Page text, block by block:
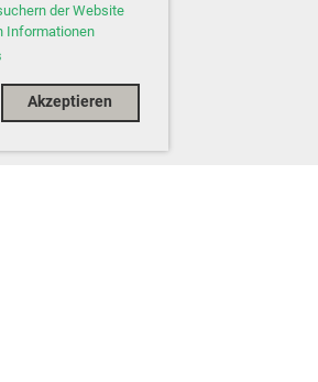
der Website
Informationen
Akzeptieren